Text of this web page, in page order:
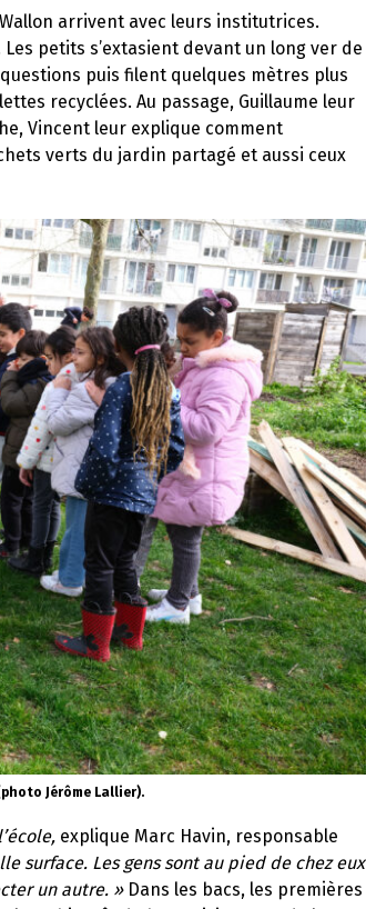
arrivent avec leurs institutrices.
petits s’extasient devant un long ver de
puis filent quelques mètres plus
recyclées. Au passage, Guillaume leur
Vincent leur explique comment
verts du jardin partagé et aussi ceux
Jérôme Lallier).
explique Marc Havin, responsable
surface. Les gens sont au pied de chez eux
un autre. »Dans les bacs, les premières